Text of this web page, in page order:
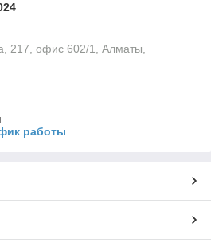
217, офис 602/1, Алматы,
работы